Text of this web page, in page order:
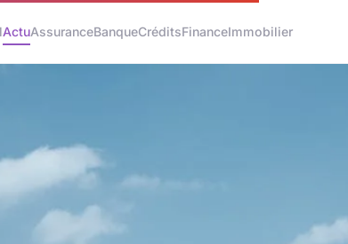
ActuAssuranceBanqueCréditsFinanceImmobilier